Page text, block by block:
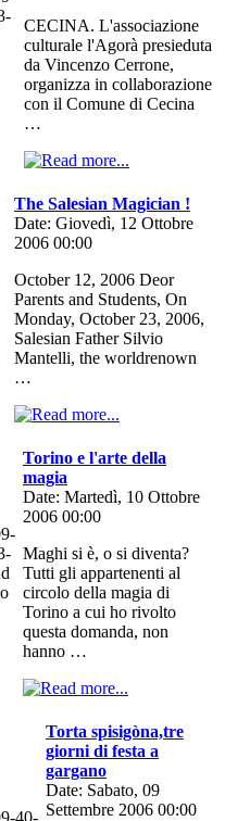
CECINA. L'associazione
culturale l'Agorà presieduta
da Vincenzo Cerrone,
organizza in collaborazione
con il Comune di Cecina
…
The Salesian Magician !
Date: Giovedì, 12 Ottobre
2006 00:00
October 12, 2006 Deor
Parents and Students, On
Monday, October 23, 2006,
Salesian Father Silvio
Mantelli, the worldrenown
…
Torino e l'arte della
magia
Date: Martedì, 10 Ottobre
2006 00:00
Maghi si è, o si diventa?
Tutti gli appartenenti al
circolo della magia di
Torino a cui ho rivolto
questa domanda, non
hanno …
Torta spisigòna,tre
giorni di festa a
gargano
Date: Sabato, 09
Settembre 2006 00:00